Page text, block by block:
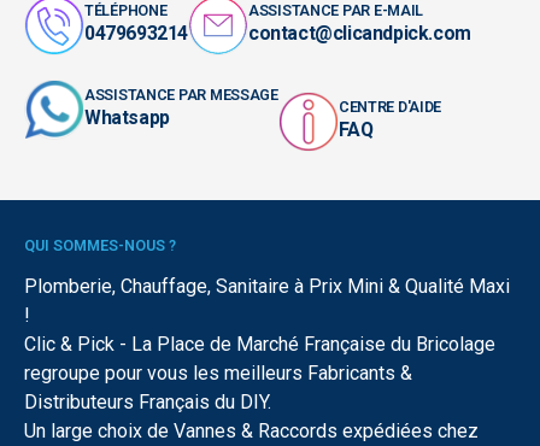
TÉLÉPHONE
0479693214
ASSISTANCE PAR E-MAIL
contact@clicandpick.com
ASSISTANCE PAR MESSAGE
Whatsapp CENTRE D'AIDE
FAQ
QUI SOMMES-NOUS ?
Plomberie, Chauffage, Sanitaire à Prix Mini & Qualité Maxi
!
Clic & Pick - La Place de Marché Française du Bricolage
regroupe pour vous les meilleurs Fabricants &
Distributeurs Français du DIY.
Un large choix de Vannes & Raccords expédiées chez